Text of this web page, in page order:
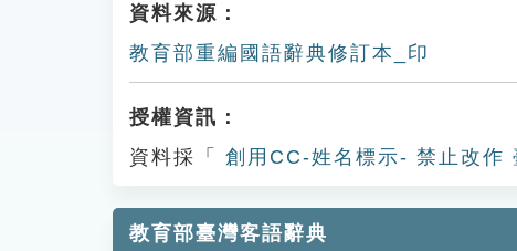
資料來源：
教育部重編國語辭典修訂本_印
授權資訊：
資料採「
創用CC-姓名標示- 禁止改作
教育部臺灣客語辭典